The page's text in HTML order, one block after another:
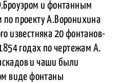
и фонтанным
проекту А.Воронихина
известняка 20 фонтанов-
годах по чертежам А.
и чаши были
виде фонтаны